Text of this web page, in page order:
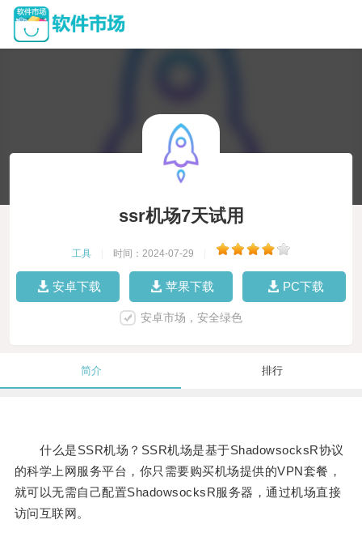
ssr机场7天试用
工具 时间：2024-07-29
安卓下载 苹果下载 PC下载
安卓市场，安全绿色
简介 排行
什么是SSR机场？SSR机场是基于ShadowsocksR协议
的科学上网服务平台，你只需要购买机场提供的VPN套餐，
就可以无需自己配置ShadowsocksR服务器，通过机场直接
访问互联网。